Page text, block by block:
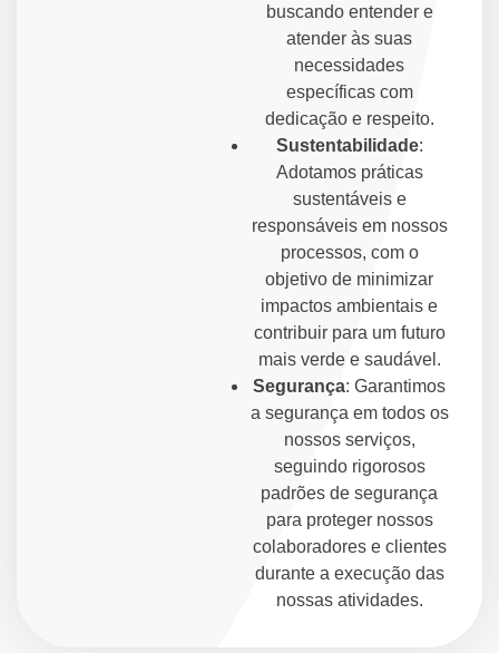
buscando entender e
atender às suas
necessidades
específicas com
dedicação e respeito.
Sustentabilidade:
Adotamos práticas
sustentáveis e
responsáveis em nossos
processos, com o
objetivo de minimizar
impactos ambientais e
contribuir para um futuro
mais verde e saudável.
Segurança: Garantimos
a segurança em todos os
nossos serviços,
seguindo rigorosos
padrões de segurança
para proteger nossos
colaboradores e clientes
durante a execução das
nossas atividades.